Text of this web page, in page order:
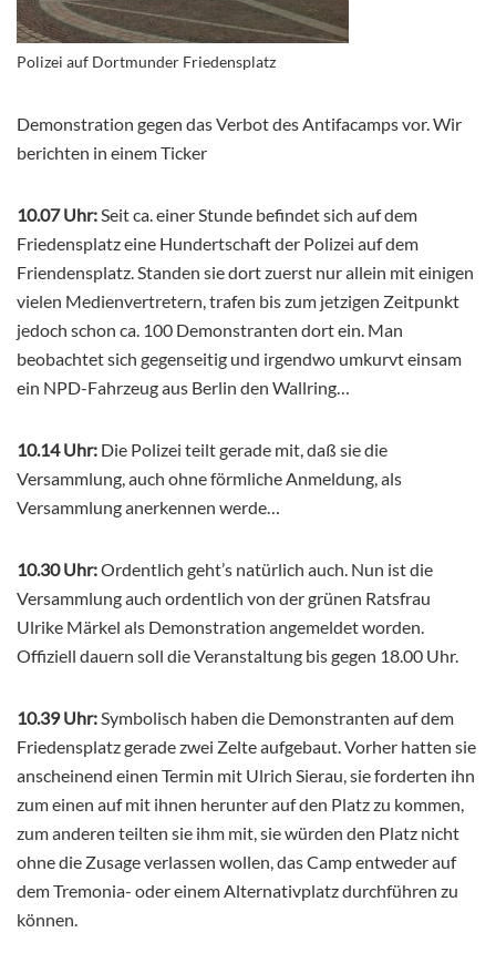
Polizei auf Dortmunder Friedensplatz
Demonstration gegen das Verbot des Antifacamps vor. Wir
berichten in einem Ticker
10.07 Uhr:Seit ca. einer Stunde befindet sich auf dem
Friedensplatz eine Hundertschaft der Polizei auf dem
Friendensplatz. Standen sie dort zuerst nur allein mit einigen
vielen Medienvertretern, trafen bis zum jetzigen Zeitpunkt
jedoch schon ca. 100 Demonstranten dort ein. Man
beobachtet sich gegenseitig und irgendwo umkurvt einsam
ein NPD-Fahrzeug aus Berlin den Wallring…
10.14 Uhr: Die Polizei teilt gerade mit, daß sie die
Versammlung, auch ohne förmliche Anmeldung, als
Versammlung anerkennen werde…
10.30 Uhr:Ordentlich geht’s natürlich auch. Nun ist die
Versammlung auch ordentlich von der grünen Ratsfrau
Ulrike Märkel als Demonstration angemeldet worden.
Offiziell dauern soll die Veranstaltung bis gegen 18.00 Uhr.
10.39 Uhr:Symbolisch haben die Demonstranten auf dem
Friedensplatz gerade zwei Zelte aufgebaut. Vorher hatten sie
anscheinend einen Termin mit Ulrich Sierau, sie forderten ihn
zum einen auf mit ihnen herunter auf den Platz zu kommen,
zum anderen teilten sie ihm mit, sie würden den Platz nicht
ohne die Zusage verlassen wollen, das Camp entweder auf
dem Tremonia- oder einem Alternativplatz durchführen zu
können.